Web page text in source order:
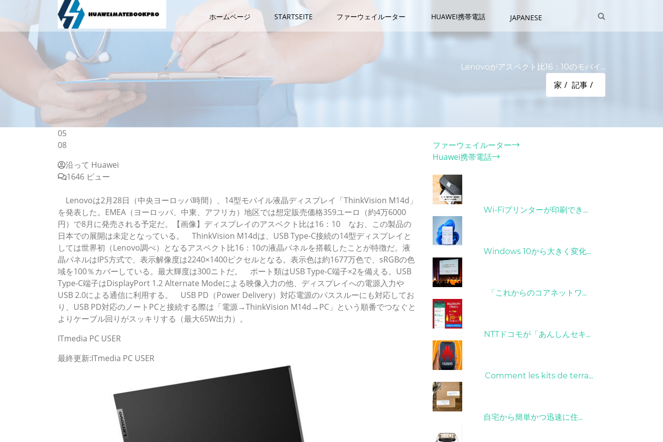
ホームページ STARTSEITE ファーウェイルーター HUAWEI携帯電話 JAPANESE
Lenovoがアスペクト比16：10のモバイ...
家 記事
05
08
沿って Huawei
1646 ビュー
Lenovoは2月28日（中央ヨーロッパ時間）、14型モバイル液晶ディスプレイ「ThinkVision M14d」
を発表した。EMEA（ヨーロッパ、中東、アフリカ）地区では想定販売価格359ユーロ（約4万6000
円）で8月に発売される予定だ。【画像】ディスプレイのアスペクト比は16：10 なお、この製品の
日本での展開は未定となっている。 ThinkVision M14dは、USB Type-C接続の14型ディスプレイと
しては世界初（Lenovo調べ）となるアスペクト比16：10の液晶パネルを搭載したことが特徴だ。液
晶パネルはIPS方式で、表示解像度は2240×1400ピクセルとなる。表示色は約1677万色で、sRGBの色
域を100％カバーしている。最大輝度は300ニトだ。 ポート類はUSB Type-C端子×2を備える。USB
Type-C端子はDisplayPort 1.2 Alternate Modeによる映像入力の他、ディスプレイへの電源入力や
USB 2.0による通信に利用する。 USB PD（Power Delivery）対応電源のパススルーにも対応してお
り、USB PD対応のノートPCと接続する際は「電源→ThinkVision M14d→PC」という順番でつなぐと
よりケーブル回りがスッキリする（最大65W出力）。
ITmedia PC USER
最終更新:ITmedia PC USER
ファーウェイルーター
Huawei携帯電話
Wi-Fiプリンターが印刷でき...
Windows 10から大きく変化...
「これからのコアネットワ...
NTTドコモが「あんしんセキ...
Comment les kits de terra...
自宅から簡単かつ迅速に住...